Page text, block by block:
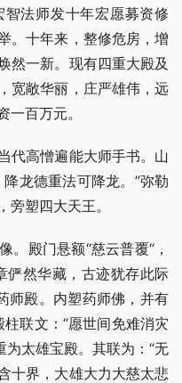
法师发十年宏愿募资修
。十年来，整修危房，增
然一新。现有四重大殿及
宽敞华丽，庄严雄伟，远
百万元。
代高憎遍能大师手书。山
龙德重法可降龙。”弥勒
塑四大天王。
。殿门悬额“慈云普覆“，
俨然华藏，古迹犹存此际
师殿。内塑药师佛，并有
联文：“愿世间免难消灾
太雄宝殿。其联为：“无
十界，大雄大力大慈太悲